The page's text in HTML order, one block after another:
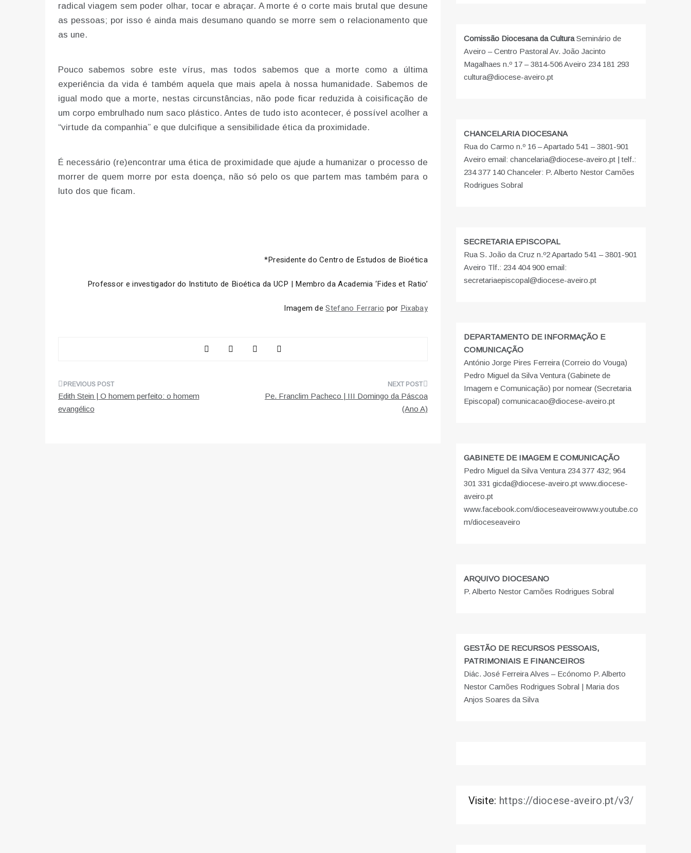
radical viagem sem poder olhar, tocar e abraçar. A morte é o corte mais brutal que desune
as pessoas; por isso é ainda mais desumano quando se morre sem o relacionamento que
as une.
Pouco sabemos sobre este vírus, mas todos sabemos que a morte como a última
experiência da vida é também aquela que mais apela à nossa humanidade. Sabemos de
igual modo que a morte, nestas circunstâncias, não pode ficar reduzida à coisificação de
um corpo embrulhado num saco plástico. Antes de tudo isto acontecer, é possível acolher a
“virtude da companhia” e que dulcifique a sensibilidade ética da proximidade.
É necessário (re)encontrar uma ética de proximidade que ajude a humanizar o processo de
morrer de quem morre por esta doença, não só pelo os que partem mas também para o
luto dos que ficam.
*Presidente do Centro de Estudos de Bioética
Professor e investigador do Instituto de Bioética da UCP | Membro da Academia ‘Fides et Ratio’
Imagem deStefano Ferrario por Pixabay
Navegação
de
Edith Stein | O homem perfeito: o homem
evangélico
Pe. Franclim Pacheco | III Domingo da Páscoa
(Ano A)
Comissão Diocesana da CulturaSeminário de
Aveiro – Centro Pastoral Av. João Jacinto
Magalhaes n.º 17 – 3814-506 Aveiro 234 181 293
cultura@diocese-aveiro.pt
CHANCELARIA DIOCESANA
Rua do Carmo n.º 16 – Apartado 541 – 3801-901
Aveiro email: chancelaria@diocese-aveiro.pt | telf.:
234 377 140 Chanceler: P. Alberto Nestor Camões
Rodrigues Sobral
SECRETARIA EPISCOPAL
Rua S. João da Cruz n.º2 Apartado 541 – 3801-901
Aveiro Tlf.: 234 404 900 email:
secretariaepiscopal@diocese-aveiro.pt
DEPARTAMENTO DE INFORMAÇÃO E
COMUNICAÇÃO
António Jorge Pires Ferreira (Correio do Vouga)
Pedro Miguel da Silva Ventura (Gabinete de
Imagem e Comunicação) por nomear (Secretaria
Episcopal) comunicacao@diocese-aveiro.pt
GABINETE DE IMAGEM E COMUNICAÇÃO
Pedro Miguel da Silva Ventura 234 377 432; 964
301 331 gicda@diocese-aveiro.pt www.diocese-
aveiro.pt
www.facebook.com/dioceseaveirowww.youtube.co
m/dioceseaveiro
ARQUIVO DIOCESANO
P. Alberto Nestor Camões Rodrigues Sobral
GESTÃO DE RECURSOS PESSOAIS,
PATRIMONIAIS E FINANCEIROS
Diác. José Ferreira Alves – Ecónomo P. Alberto
Nestor Camões Rodrigues Sobral | Maria dos
Anjos Soares da Silva
Visite: https://diocese-aveiro.pt/v3/